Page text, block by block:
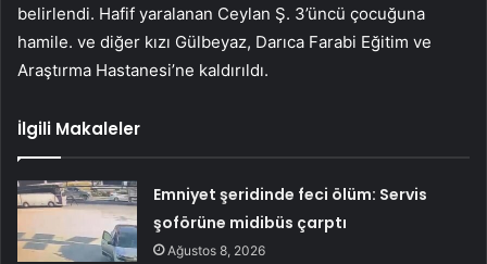
belirlendi. Hafif yaralanan Ceylan Ş. 3’üncü çocuğuna
hamile. ve diğer kızı Gülbeyaz, Darıca Farabi Eğitim ve
Araştırma Hastanesi’ne kaldırıldı.
İlgili Makaleler
Emniyet şeridinde feci ölüm: Servis
şoförüne midibüs çarptı
Ağustos 8, 2026